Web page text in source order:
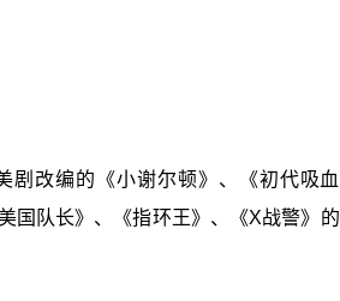
剧改编的《小谢尔顿》、《初代吸血
国队长》、《指环王》、《X战警》的